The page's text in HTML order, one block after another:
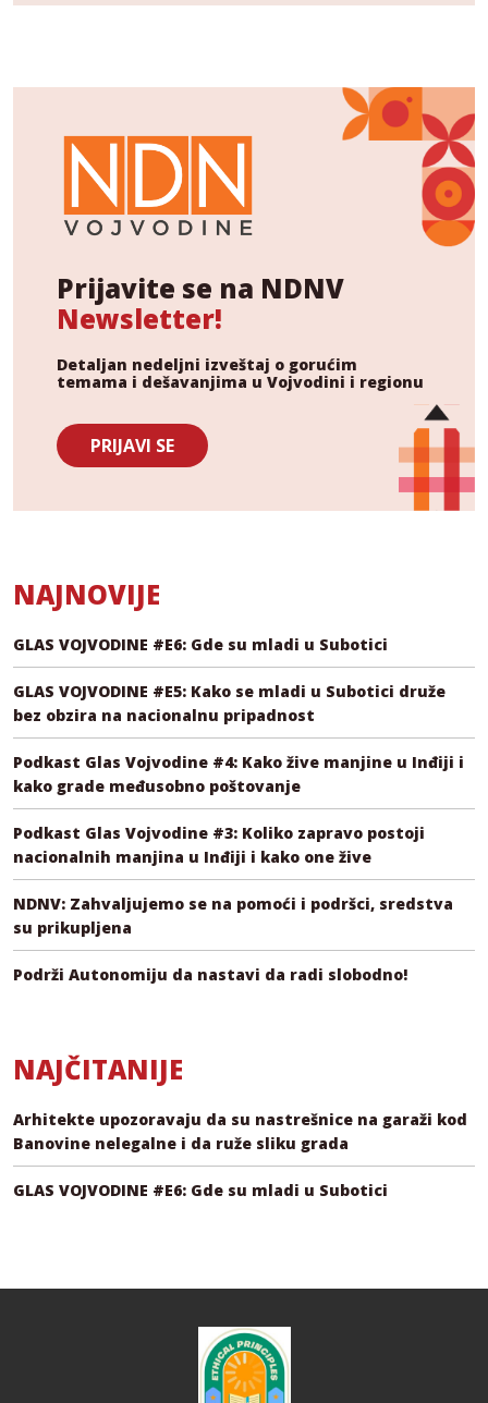
Prijavite se na NDNV
Newsletter!
Detaljan nedeljni izveštaj o gorućim
temama i dešavanjima u Vojvodini i regionu
PRIJAVI SE
NAJNOVIJE
GLAS VOJVODINE #E6: Gde su mladi u Subotici
GLAS VOJVODINE #E5: Kako se mladi u Subotici druže
bez obzira na nacionalnu pripadnost
Podkast Glas Vojvodine #4: Kako žive manjine u Inđiji i
kako grade međusobno poštovanje
Podkast Glas Vojvodine #3: Koliko zapravo postoji
nacionalnih manjina u Inđiji i kako one žive
NDNV: Zahvaljujemo se na pomoći i podršci, sredstva
su prikupljena
Podrži Autonomiju da nastavi da radi slobodno!
NAJČITANIJE
Arhitekte upozoravaju da su nastrešnice na garaži kod
Banovine nelegalne i da ruže sliku grada
GLAS VOJVODINE #E6: Gde su mladi u Subotici